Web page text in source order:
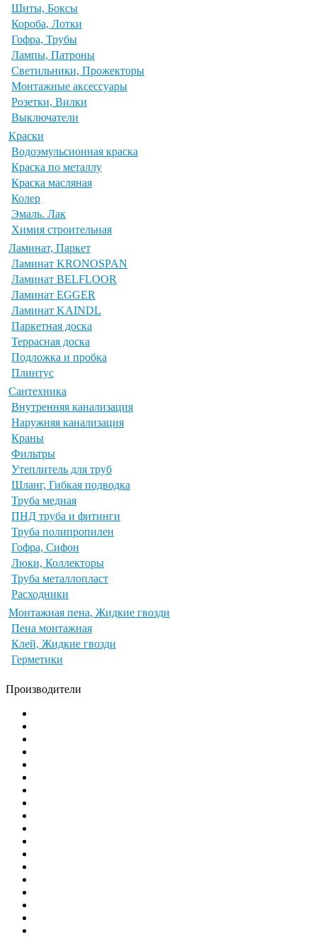
Щиты, Боксы
Короба, Лотки
Гофра, Трубы
Лампы, Патроны
Светильники, Прожекторы
Монтажные аксессуары
Розетки, Вилки
Выключатели
Краски
Водоэмульсионная краска
Краска по металлу
Краска масляная
Колер
Эмаль. Лак
Химия строительная
Ламинат, Паркет
Ламинат KRONOSPAN
Ламинат BELFLOOR
Ламинат EGGER
Ламинат KAINDL
Паркетная доска
Террасная доска
Подложка и пробка
Плинтус
Сантехника
Внутренняя канализация
Наружняя канализация
Краны
Фильтры
Утеплитель для труб
Шланг, Гибкая подводка
Труба медная
ПНД труба и фитинги
Труба полипропилен
Гофра, Сифон
Люки, Коллекторы
Труба металлопласт
Расходники
Монтажная пена, Жидкие гвозди
Пена монтажная
Клей, Жидкие гвозди
Герметики
Производители